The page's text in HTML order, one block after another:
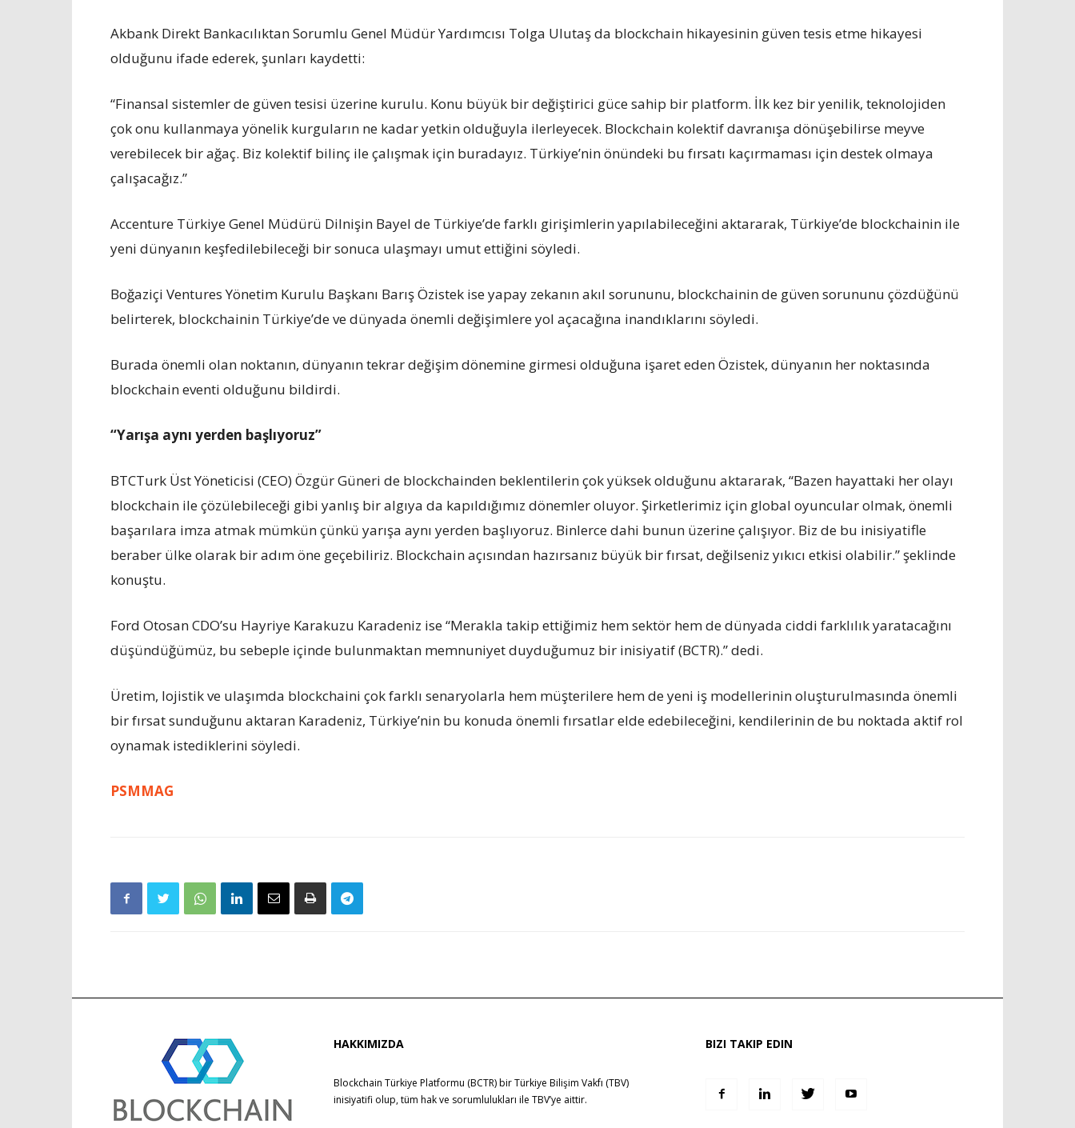
Akbank Direkt Bankacılıktan Sorumlu Genel Müdür Yardımcısı Tolga Ulutaş da blockchain hikayesinin güven tesis etme hikayesi
olduğunu ifade ederek, şunları kaydetti:
“Finansal sistemler de güven tesisi üzerine kurulu. Konu büyük bir değiştirici güce sahip bir platform. İlk kez bir yenilik, teknolojiden
çok onu kullanmaya yönelik kurguların ne kadar yetkin olduğuyla ilerleyecek. Blockchain kolektif davranışa dönüşebilirse meyve
verebilecek bir ağaç. Biz kolektif bilinç ile çalışmak için buradayız. Türkiye’nin önündeki bu fırsatı kaçırmaması için destek olmaya
çalışacağız.”
Accenture Türkiye Genel Müdürü Dilnişin Bayel de Türkiye’de farklı girişimlerin yapılabileceğini aktararak, Türkiye’de blockchainin ile
yeni dünyanın keşfedilebileceği bir sonuca ulaşmayı umut ettiğini söyledi.
Boğaziçi Ventures Yönetim Kurulu Başkanı Barış Özistek ise yapay zekanın akıl sorununu, blockchainin de güven sorununu çözdüğünü
belirterek, blockchainin Türkiye’de ve dünyada önemli değişimlere yol açacağına inandıklarını söyledi.
Burada önemli olan noktanın, dünyanın tekrar değişim dönemine girmesi olduğuna işaret eden Özistek, dünyanın her noktasında
blockchain eventi olduğunu bildirdi.
“Yarışa aynı yerden başlıyoruz”
BTCTurk Üst Yöneticisi (CEO) Özgür Güneri de blockchainden beklentilerin çok yüksek olduğunu aktararak, “Bazen hayattaki her olayı
blockchain ile çözülebileceği gibi yanlış bir algıya da kapıldığımız dönemler oluyor. Şirketlerimiz için global oyuncular olmak, önemli
başarılara imza atmak mümkün çünkü yarışa aynı yerden başlıyoruz. Binlerce dahi bunun üzerine çalışıyor. Biz de bu inisiyatifle
beraber ülke olarak bir adım öne geçebiliriz. Blockchain açısından hazırsanız büyük bir fırsat, değilseniz yıkıcı etkisi olabilir.” şeklinde
konuştu.
Ford Otosan CDO’su Hayriye Karakuzu Karadeniz ise “Merakla takip ettiğimiz hem sektör hem de dünyada ciddi farklılık yaratacağını
düşündüğümüz, bu sebeple içinde bulunmaktan memnuniyet duyduğumuz bir inisiyatif (BCTR).” dedi.
Üretim, lojistik ve ulaşımda blockchaini çok farklı senaryolarla hem müşterilere hem de yeni iş modellerinin oluşturulmasında önemli
bir fırsat sunduğunu aktaran Karadeniz, Türkiye’nin bu konuda önemli fırsatlar elde edebileceğini, kendilerinin de bu noktada aktif rol
oynamak istediklerini söyledi.
PSMMAG
HAKKIMIZDA
Blockchain Türkiye Platformu (BCTR) birTürkiye Bilişim Vakfı (TBV)
inisiyatifi olup, tüm hak ve sorumlulukları ile TBV’ye aittir.
BIZI TAKIP EDIN